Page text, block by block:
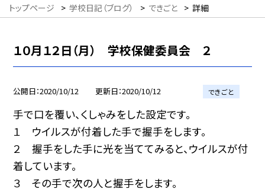
トップページ > 学校日記（ブログ） > できごと > 詳細
１０月１２日（月） 学校保健委員会 ２
公開日 2020/10/12 更新日 2020/10/12 できごと
手で口を覆い、くしゃみをした設定です。
１ ウイルスが付着した手で握手をします。
２ 握手をした手に光を当ててみると、ウイルスが付
着しています。
３ その手で次の人と握手をします。